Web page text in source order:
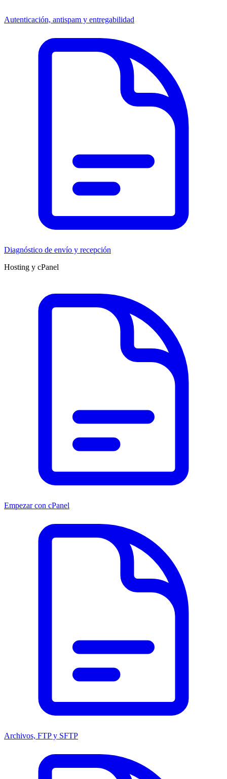
Autenticación, antispam y entregabilidad
Diagnóstico de envío y recepción
Hosting y cPanel
Empezar con cPanel
Archivos, FTP y SFTP